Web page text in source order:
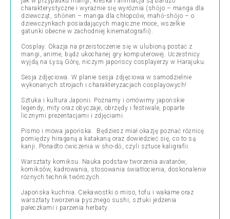
charakterystyczne i wyraźnie się wyróżnia (shōjo – manga dla
dziewcząt, shōnen – manga dla chłopców, mahō-shōjo – o
dziewczynkach posiadających magiczne moce, wszelkie
gatunki obecne w zachodniej kinematografii).
Cosplay. Okazja na przeistoczenie się w ulubioną postać z
mangi, anime, bądź ukochanej gry komputerowej. Uczestnicy
wyjdą na Łysą Górę, niczym japońscy cosplayerzy w Harajuku.
Sesja zdjęciowa. W planie sesja zdjęciowa w samodzielnie
wykonanych strojach i charakteryzacjach cosplayowych!
Sztuka i kultura Japonii. Poznamy i omówimy japońskie
legendy, mity oraz obyczaje, obrzędy i festiwale, poparte
licznymi prezentacjami i zdjęciami.
Pismo i mowa japońska. Będziesz miał okazję poznać różnicę
pomiędzy hiraganą a katakaną oraz dowiedzieć się, co to są
kanji. Ponadto ćwiczenia w sho-dō, czyli sztuce kaligrafii.
Warsztaty komiksu. Nauka podstaw tworzenia avatarów,
komiksów, kadrowania, stosowania światłocienia, doskonalenie
różnych technik twórczych.
Japońska kuchnia. Ciekawostki o miso, tofu i wakame oraz
warsztaty tworzenia pysznego sushi, sztuki jedzenia
pałeczkami i parzenia herbaty.